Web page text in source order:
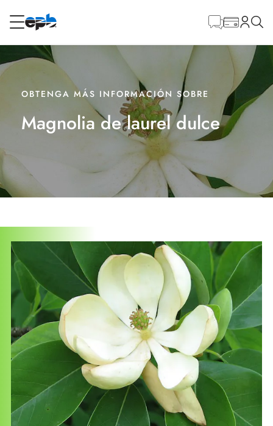
RESIDENCIAL
Internet
Energía
Televisión
BLOG
APOYO
IDIOMA
principal
OBTENGA MÁS INFORMACIÓN SOBRE
Magnolia de laurel dulce